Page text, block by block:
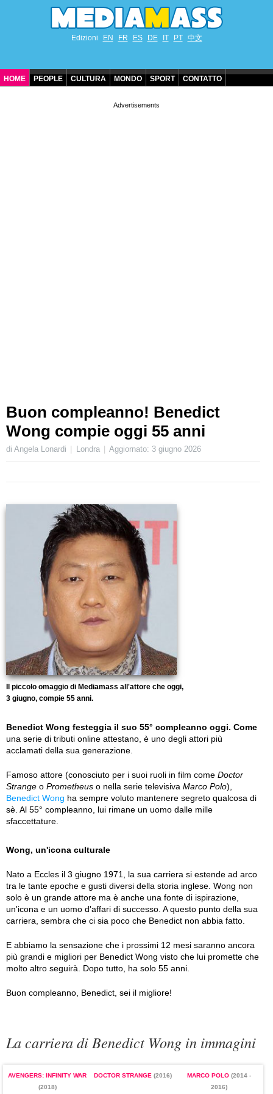
Edizioni EN FR ES DE IT PT 中文
HOME PEOPLE CULTURA MONDO SPORT CONTATTO
Buon compleanno! Benedict
Wong compie oggi 55 anni
di Angela Lonardi Londra Aggiornato: 3 giugno 2026
Il piccolo omaggio di Mediamass all'attore che oggi,
3 giugno, compie 55 anni.
Benedict Wong festeggia il suo 55° compleanno oggi. Come
una serie di tributi online attestano, è uno degli attori più
acclamati della sua generazione.
Famoso attore (conosciuto per i suoi ruoli in film come Doctor
Strange o Prometheus o nella serie televisiva Marco Polo),
Benedict Wong ha sempre voluto mantenere segreto qualcosa di
sè. Al 55° compleanno, lui rimane un uomo dalle mille
sfaccettature.
Wong, un'icona culturale
Nato a Eccles il 3 giugno 1971, la sua carriera si estende ad arco
tra le tante epoche e gusti diversi della storia inglese. Wong non
solo è un grande attore ma è anche una fonte di ispirazione,
un'icona e un uomo d'affari di successo. A questo punto della sua
carriera, sembra che ci sia poco che Benedict non abbia fatto.
E abbiamo la sensazione che i prossimi 12 mesi saranno ancora
più grandi e migliori per Benedict Wong visto che lui promette che
molto altro seguirà. Dopo tutto, ha solo 55 anni.
Buon compleanno, Benedict, sei il migliore!
La carriera di Benedict Wong in immagini
AVENGERS: INFINITY WAR
(2018)
DOCTOR STRANGE (2016) MARCO POLO(2014 -
2016)